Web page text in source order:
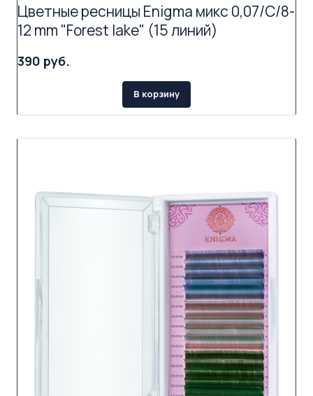
Цветные ресницы Enigma микс 0,07/C/8-
12 mm "Forest lake" (15 линий)
390 руб.
В корзину